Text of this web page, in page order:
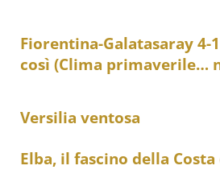
Fiorentina-Galatasaray 4-
così (Clima primaverile…
Versilia ventosa
Elba, il fascino della Costa